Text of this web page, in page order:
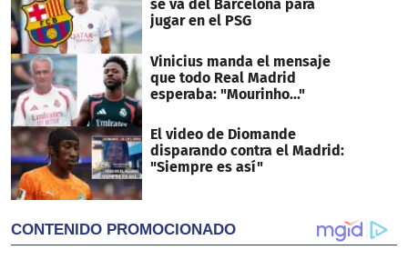
se va del Barcelona para
jugar en el PSG
Vinicius manda el mensaje
que todo Real Madrid
esperaba: "Mourinho..."
El video de Diomande
disparando contra el Madrid:
"Siempre es así"